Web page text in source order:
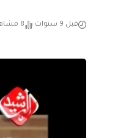
قبل 9 سنوات 8 مشاهدات